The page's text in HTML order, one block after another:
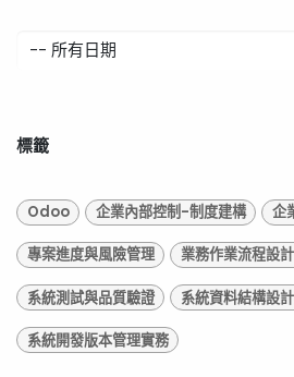
標籤
Odoo 企業內部控制-制度建構 企
專案進度與風險管理 業務作業流程設
系統測試與品質驗證 系統資料結構設
系統開發版本管理實務